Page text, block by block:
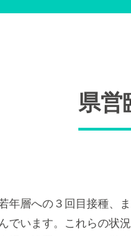
県営
年層への３回目接種、
でいます。これらの状